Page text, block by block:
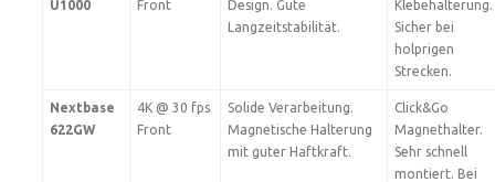
U1000
Front
Design. Gute
Langzeitstabilität.
Klebehalterung.
Sicher bei
holprigen
Strecken.
Nextbase
622GW
4K @ 30 fps
Front
Solide Verarbeitung.
Magnetische Halterung
mit guter Haftkraft.
Click&Go
Magnethalter.
Sehr schnell
montiert. Bei